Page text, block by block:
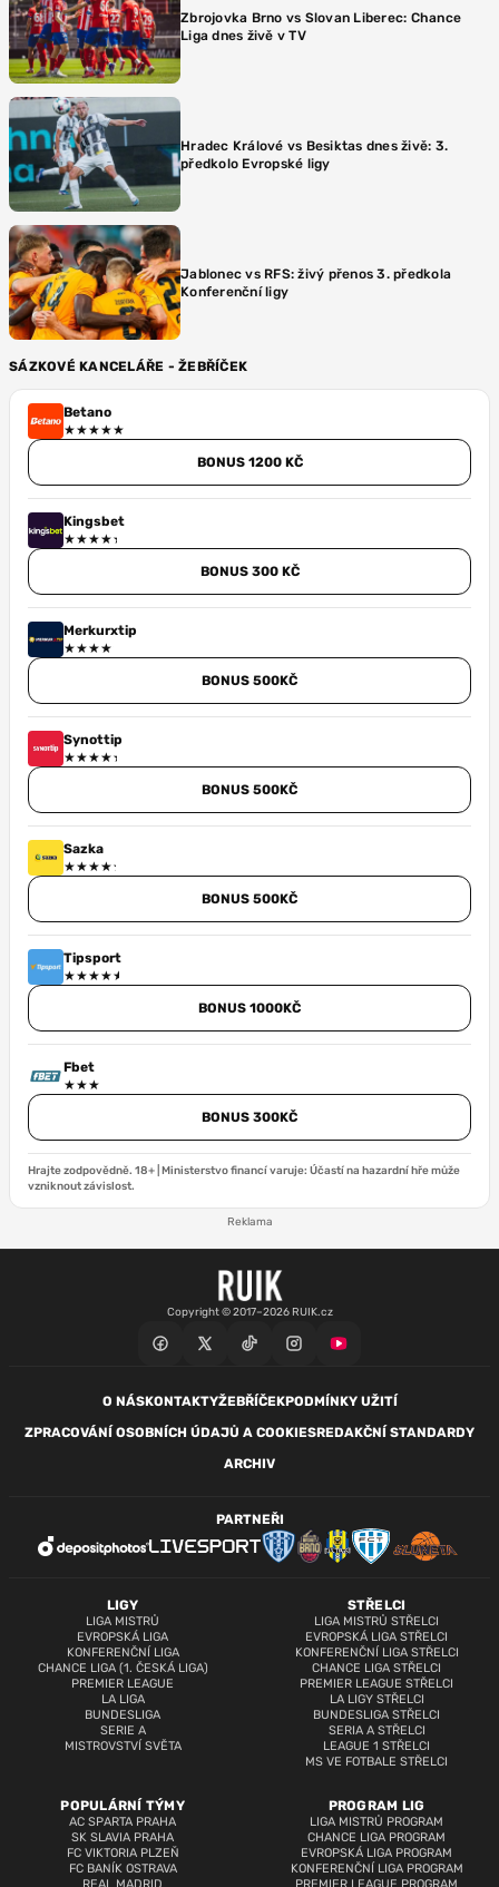
Zbrojovka Brno vs Slovan Liberec: Chance
Liga dnes živě v TV
Hradec Králové vs Besiktas dnes živě: 3.
předkolo Evropské ligy
Jablonec vs RFS: živý přenos 3. předkola
Konferenční ligy
SÁZKOVÉ KANCELÁŘE - ŽEBŘÍČEK
Betano
BONUS 1200 KČ
Kingsbet
BONUS 300 KČ
Merkurxtip
BONUS 500KČ
Synottip
BONUS 500KČ
Sazka
BONUS 500KČ
Tipsport
BONUS 1000KČ
Fbet
BONUS 300KČ
Hrajte zodpovědně. 18+ | Ministerstvo financí varuje: Účastí na hazardní hře může
vzniknout závislost.
Reklama
Copyright © 2017–2026 RUIK.cz
O NÁSKONTAKTYŽEBŘÍČEKPODMÍNKY UŽITÍ
ZPRACOVÁNÍ OSOBNÍCH ÚDAJŮ A COOKIESREDAKČNÍ STANDARDY
ARCHIV
LIGY
LIGA MISTRŮ
EVROPSKÁ LIGA
KONFERENČNÍ LIGA
CHANCE LIGA (1. ČESKÁ LIGA)
PREMIER LEAGUE
LA LIGA
BUNDESLIGA
SERIE A
MISTROVSTVÍ SVĚTA
STŘELCI
LIGA MISTRŮ STŘELCI
EVROPSKÁ LIGA STŘELCI
KONFERENČNÍ LIGA STŘELCI
CHANCE LIGA STŘELCI
PREMIER LEAGUE STŘELCI
LA LIGY STŘELCI
BUNDESLIGA STŘELCI
SERIA A STŘELCI
LEAGUE 1 STŘELCI
MS VE FOTBALE STŘELCI
POPULÁRNÍ TÝMY
AC SPARTA PRAHA
SK SLAVIA PRAHA
FC VIKTORIA PLZEŇ
FC BANÍK OSTRAVA
PROGRAM LIG
LIGA MISTRŮ PROGRAM
CHANCE LIGA PROGRAM
EVROPSKÁ LIGA PROGRAM
KONFERENČNÍ LIGA PROGRAM
PARTNEŘI